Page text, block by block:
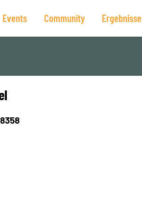
Events Community Ergebnisse